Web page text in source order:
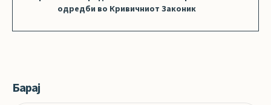
одредби во Кривичниот Законик
Барај